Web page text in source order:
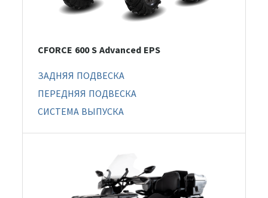
CFORCE 600 S Advanced EPS
ЗАДНЯЯ ПОДВЕСКА
ПЕРЕДНЯЯ ПОДВЕСКА
СИСТЕМА ВЫПУСКА